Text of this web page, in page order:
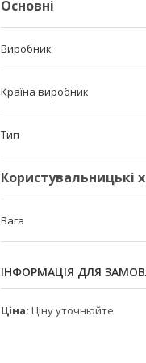
Основні
Виробник
Країна виробник
Тип
Користувальницькі
Вага
ІНФОРМАЦІЯ ДЛЯ
Ціна: Ціну уточнюйте